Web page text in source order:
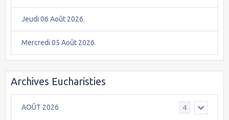
Jeudi 06 Août 2026.
Mercredi 05 Août 2026.
Archives Eucharisties
AOÛT 2026 4